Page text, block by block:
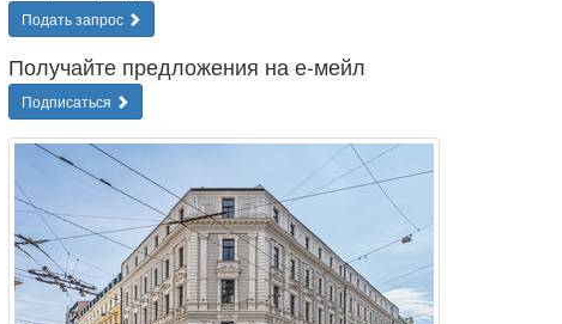
Подать запрос
Получайте предложения на е-мейл
Подписаться